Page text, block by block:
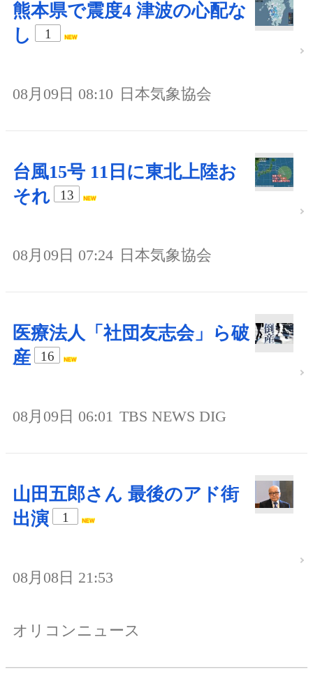
熊本県で震度4 津波の心配な
し
1
08月09日 08:10 日本気象協会
台風15号 11日に東北上陸お
それ
13
08月09日 07:24 日本気象協会
医療法人「社団友志会」ら破
産
16
08月09日 06:01 TBS NEWS DIG
山田五郎さん 最後のアド街
出演
1
08月08日 21:53
オリコンニュース